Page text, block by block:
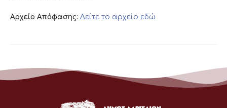
Αρχείο Απόφασης: Δείτε το αρχείο εδώ